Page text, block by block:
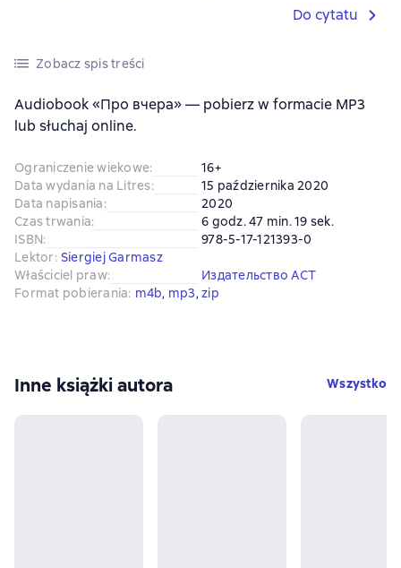
Do cytatu
Zobacz spis treści
Audiobook «Про вчера» — pobierz w formacie MP3
lub słuchaj online.
Ograniczenie wiekowe:
16+
Data wydania na Litres:
15 października 2020
Data napisania:
2020
Czas trwania:
6 godz. 47 min. 19 sek.
ISBN:
978-5-17-121393-0
Lektor: Siergiej Garmasz
Właściciel praw:
Издательство АСТ
Format pobierania: m4b, mp3, zip
Inne książki autora Wszystko